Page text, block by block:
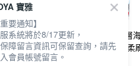
柔快乾頭巾
3M百利日系3層
瓜布-2入-細緻柔
寶雅
重要通知】
系統將於8/17更新，
障留言資訊可保留查詢，請先
會員帳號留言。